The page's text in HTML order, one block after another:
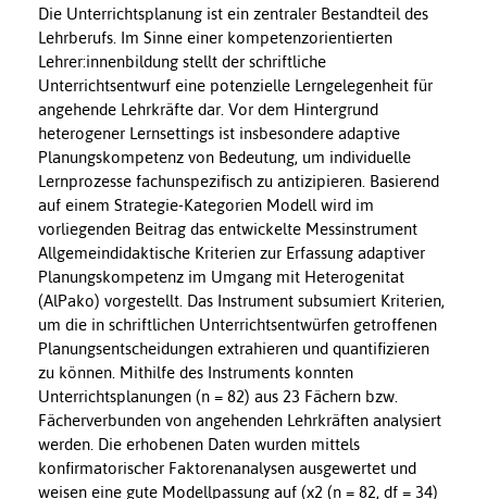
Die Unterrichtsplanung ist ein zentraler Bestandteil des
Lehrberufs. Im Sinne einer kompetenzorientierten
Lehrer:innenbildung stellt der schriftliche
Unterrichtsentwurf eine potenzielle Lerngelegenheit für
angehende Lehrkräfte dar. Vor dem Hintergrund
heterogener Lernsettings ist insbesondere adaptive
Planungskompetenz von Bedeutung, um individuelle
Lernprozesse fachunspezifisch zu antizipieren. Basierend
auf einem Strategie-Kategorien Modell wird im
vorliegenden Beitrag das entwickelte Messinstrument
Allgemeindidaktische Kriterien zur Erfassung adaptiver
Planungskompetenz im Umgang mit Heterogenitat
(AlPako) vorgestellt. Das Instrument subsumiert Kriterien,
um die in schriftlichen Unterrichtsentwürfen getroffenen
Planungsentscheidungen extrahieren und quantifizieren
zu können. Mithilfe des Instruments konnten
Unterrichtsplanungen (n = 82) aus 23 Fächern bzw.
Fächerverbunden von angehenden Lehrkräften analysiert
werden. Die erhobenen Daten wurden mittels
konfirmatorischer Faktorenanalysen ausgewertet und
weisen eine gute Modellpassung auf (x2 (n = 82, df = 34)